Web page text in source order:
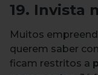
19. Invista
Muitos
querem saber
ficam restritos a